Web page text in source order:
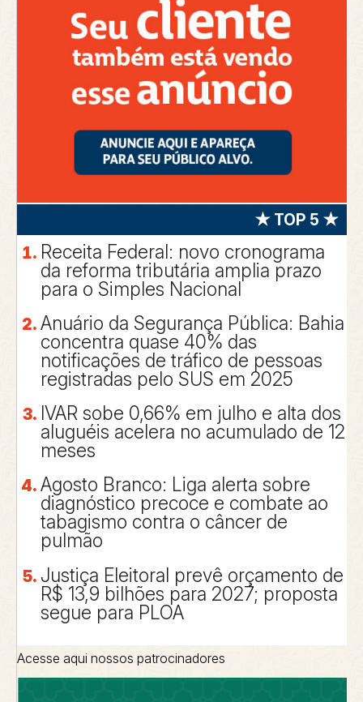
★ TOP 5 ★
Receita Federal: novo cronograma
da reforma tributária amplia prazo
para o Simples Nacional
Anuário da Segurança Pública: Bahia
concentra quase 40% das
notificações de tráfico de pessoas
registradas pelo SUS em 2025
IVAR sobe 0,66% em julho e alta dos
aluguéis acelera no acumulado de 12
meses
Agosto Branco: Liga alerta sobre
diagnóstico precoce e combate ao
tabagismo contra o câncer de
pulmão
Justiça Eleitoral prevê orçamento de
R$ 13,9 bilhões para 2027; proposta
segue para PLOA
Acesse aqui nossos patrocinadores